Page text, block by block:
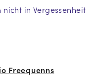
in Vergessenheit
Freequenns